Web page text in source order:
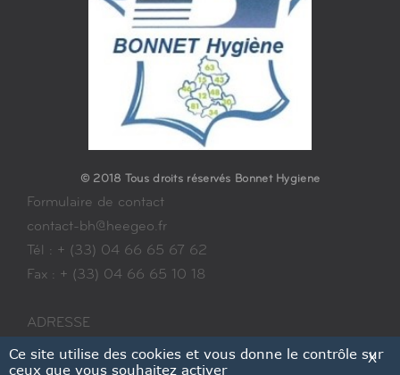
© 2018 Tous droits réservés Bonnet Hygiene
Formulaire de contact
contact-bh@heegeo.fr
Tél : + (33) 04 66 65 67 62
Fax : + (33) 04 66 65 10 18
ADRESSE
ZAE du Causse d'Auge
48000 Mende
X
Ce site utilise des cookies et vous donne le contrôle sur
ceux que vous souhaitez activer